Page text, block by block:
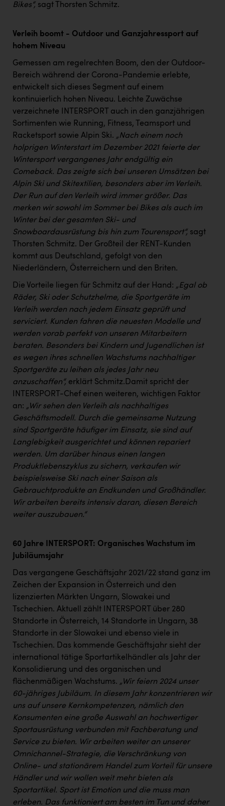
Bikes“, sagt Thorsten Schmitz.
Verleih boomt - Outdoor und Ganzjahressport auf
hohem Niveau
Gemessen am regelrechten Boom, den der Outdoor-
Bereich während der Corona-Pandemie erlebte,
entwickelt sich dieses Segment auf einem
kontinuierlich hohen Niveau. Leichte Zuwächse
verzeichnete INTERSPORT auch in den ganzjährigen
Sortimenten wie Running, Fitness, Teamsport und
Racketsport sowie Alpin Ski. „Nach einem noch
holprigen Winterstart im Dezember 2021 feierte der
Wintersport vergangenes Jahr endgültig ein
Comeback. Das zeigte sich bei unseren Umsätzen bei
Alpin Ski und Skitextilien, besonders aber im Verleih.
Der Run auf den Verleih wird immer größer. Das
merken wir sowohl im Sommer bei Bikes als auch im
Winter bei der gesamten Ski- und
Snowboardausrüstung bis hin zum Tourensport“, sagt
Thorsten Schmitz. Der Großteil der RENT-Kunden
kommt aus Deutschland, gefolgt von den
Niederländern, Österreichern und den Briten.
Die Vorteile liegen für Schmitz auf der Hand: „Egal ob
Räder, Ski oder Schutzhelme, die Sportgeräte im
Verleih werden nach jedem Einsatz geprüft und
serviciert. Kunden fahren die neuesten Modelle und
werden vorab perfekt von unseren Mitarbeitern
beraten. Besonders bei Kindern und Jugendlichen ist
es wegen ihres schnellen Wachstums nachhaltiger
Sportgeräte zu leihen als jedes Jahr neu
anzuschaffen“, erklärt Schmitz.Damit spricht der
INTERSPORT-Chef einen weiteren, wichtigen Faktor
an: „Wir sehen den Verleih als nachhaltiges
Geschäftsmodell. Durch die gemeinsame Nutzung
sind Sportgeräte häufiger im Einsatz, sie sind auf
Langlebigkeit ausgerichtet und können repariert
werden. Um darüber hinaus einen langen
Produktlebenszyklus zu sichern, verkaufen wir
beispielsweise Ski nach einer Saison als
Gebrauchtprodukte an Endkunden und Großhändler.
Wir arbeiten bereits intensiv daran, diesen Bereich
weiter auszubauen.“
60 Jahre INTERSPORT: Organisches Wachstum im
Jubiläumsjahr
Das vergangene Geschäftsjahr 2021/22 stand ganz im
Zeichen der Expansion in Österreich und den
lizenzierten Märkten Ungarn, Slowakei und
Tschechien. Aktuell zählt INTERSPORT über 280
Standorte in Österreich, 14 Standorte in Ungarn, 38
Standorte in der Slowakei und ebenso viele in
Tschechien. Das kommende Geschäftsjahr sieht der
international tätige Sportartikelhändler als Jahr der
Konsolidierung und des organischen und
flächenmäßigen Wachstums. „Wir feiern 2024 unser
60-jähriges Jubiläum. In diesem Jahr konzentrieren wir
uns auf unsere Kernkompetenzen, nämlich den
Konsumenten eine große Auswahl an hochwertiger
Sportausrüstung verbunden mit Fachberatung und
Service zu bieten. Wir arbeiten weiter an unserer
Omnichannel-Strategie, die Verschränkung von
Online- und stationärem Handel zum Vorteil für unsere
Händler und wir wollen weit mehr bieten als
Sportartikel. Sport ist Emotion und die muss man
erleben. Das funktioniert am besten im Tun und daher